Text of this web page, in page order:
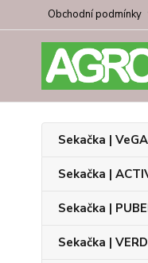
Obchodní podmínky
Sekačka | VeGA
Sekačka |
Sekačka |
Sekačka |